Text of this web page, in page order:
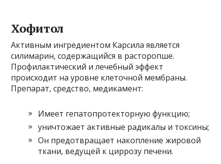
Хофитол
Активным ингредиентом Карсила является
силимарин, содержащийся в расторопше.
Профилактический и лечебный эффект
происходит на уровне клеточной мембраны.
Препарат, средство, медикамент:
Имеет гепатопротекторную функцию;
уничтожает активные радикалы и токсины;
Он предотвращает накопление жировой
ткани, ведущей к циррозу печени.